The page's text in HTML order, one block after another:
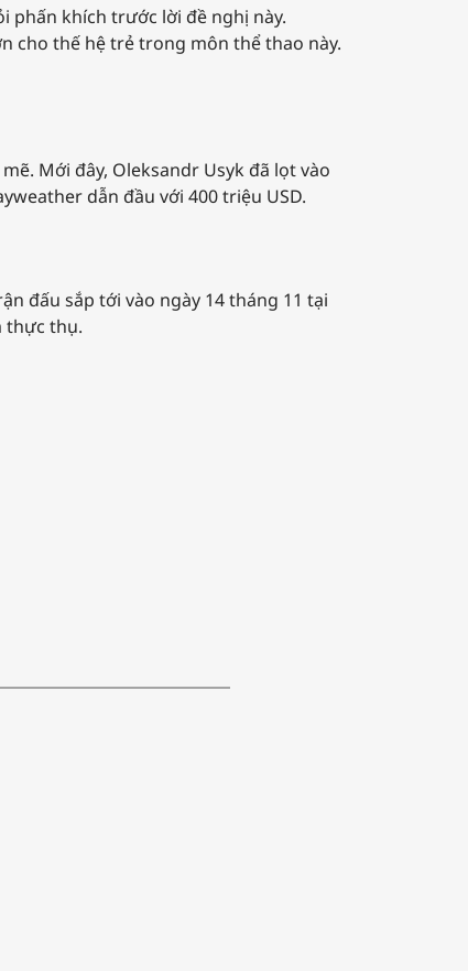
phấn khích trước lời đề nghị này.
cho thế hệ trẻ trong môn thể thao này.
Mới đây, Oleksandr Usyk đã lọt vào
dẫn đầu với 400 triệu USD.
đấu sắp tới vào ngày 14 tháng 11 tại
thực thụ.